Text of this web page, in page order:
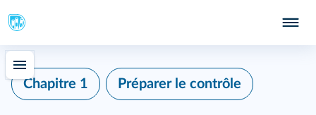
Chapitre 1 Préparer le contrôle